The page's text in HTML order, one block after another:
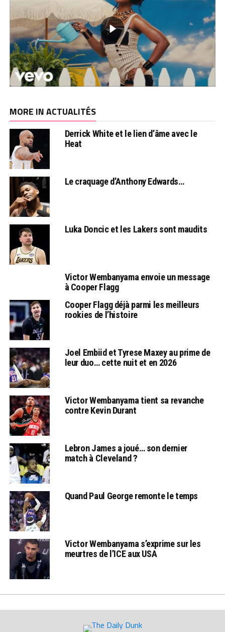
MORE IN ACTUALITÉS
Derrick White et le lien d’âme avec le
Heat
Le craquage d’Anthony Edwards…
Luka Doncic et les Lakers sont maudits
Victor Wembanyama envoie un message
à Cooper Flagg
Cooper Flagg déjà parmi les meilleurs
rookies de l’histoire
Joel Embiid et Tyrese Maxey au prime de
leur duo… cette nuit et en 2026
Victor Wembanyama tient sa revanche
contre Kevin Durant
Lebron James a joué… son dernier
match à Cleveland ?
Quand Paul George remonte le temps
Victor Wembanyama s’exprime sur les
meurtres de l’ICE aux USA